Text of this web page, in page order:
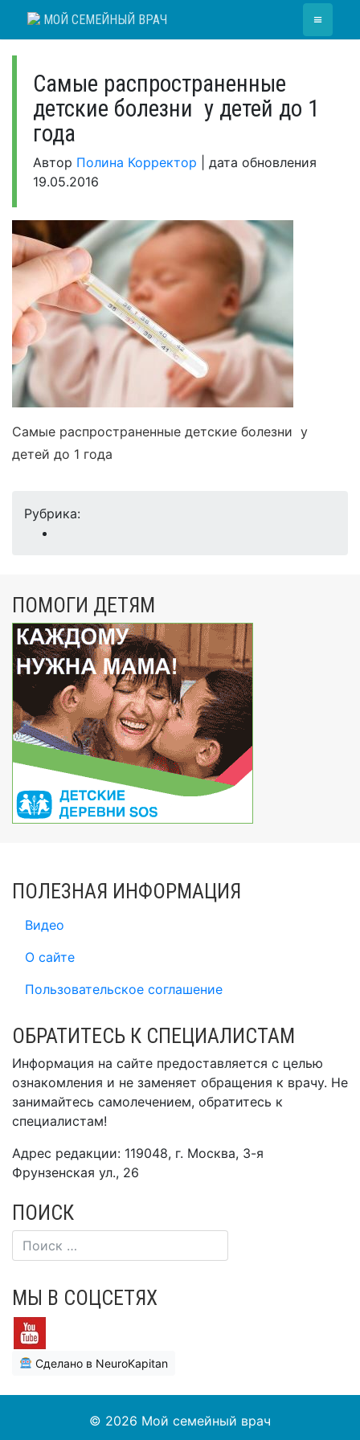
МОЙ СЕМЕЙНЫЙ ВРАЧ ≡
Самые распространенные
детские болезни у детей до 1
года
Автор Полина Корректор
дата обновления
19.05.2016
Самые распространенные детские болезни у
детей до 1 года
Рубрика:
ПОМОГИ ДЕТЯМ
ПОЛЕЗНАЯ ИНФОРМАЦИЯ
Видео
О сайте
Пользовательское соглашение
ОБРАТИТЕСЬ К СПЕЦИАЛИСТАМ
Информация на сайте предоставляется с целью
ознакомления и не заменяет обращения к врачу. Не
занимайтесь самолечением, обратитесь к
специалистам!
Адрес редакции: 119048, г. Москва, 3-я
Фрунзенская ул., 26
ПОИСК
МЫ В СОЦСЕТЯХ
Сделано в NeuroKapitan
© 2026 Мой семейный врач